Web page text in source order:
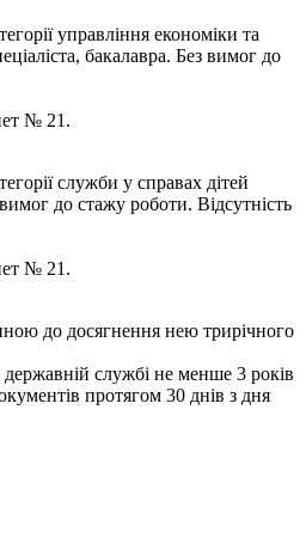
управління економіки та
бакалавра. Без вимог до
№ 21.
служби у справах дітей
до стажу роботи. Відсутність
№ 21.
до досягнення нею трирічного
державній службі не менше 3 років
протягом 30 днів з дня